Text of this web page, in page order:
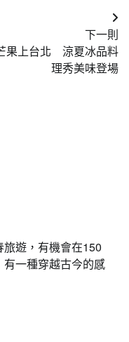
下一則
果上台北 涼夏冰品料
理秀美味登場
遊，有機會在150
一種穿越古今的感